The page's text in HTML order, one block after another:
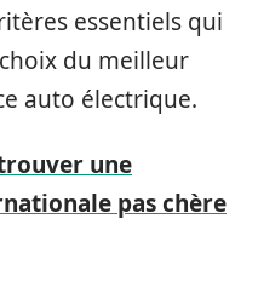
essentiels qui
du meilleur
auto électrique.
une
pas chère